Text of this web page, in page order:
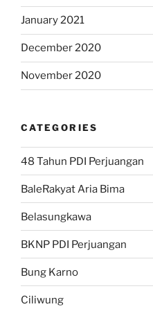
January 2021
December 2020
November 2020
CATEGORIES
48 Tahun PDI Perjuangan
BaleRakyat Aria Bima
Belasungkawa
BKNP PDI Perjuangan
Bung Karno
Ciliwung